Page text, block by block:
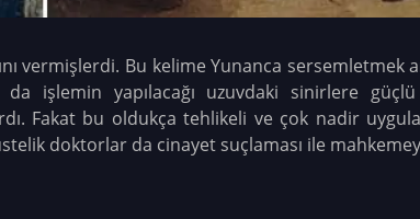
vermişlerdi. Bu kelime Yunanca sersemletmek
işlemin yapılacağı uzuvdaki sinirlere
Fakat bu oldukça tehlikeli ve çok nadir
doktorlar da cinayet suçlaması ile